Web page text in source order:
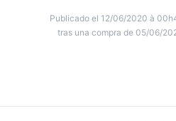
Publicado el 12/06/2020 à
tras una compra de 05/06/